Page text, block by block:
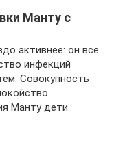
Манту с
активнее: он все
инфекций
Совокупность
Манту дети